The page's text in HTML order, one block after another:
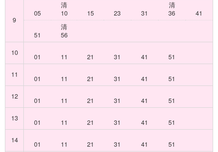
9
05
清
10
15 23 31
清
36
41
51
清
56
10
01 11 21 31 41
51
11
01 11 21 31 41
51
12
01 11 21 31 41
51
13
01 11 21 31 41
51
14
01 11 21 31 41
51